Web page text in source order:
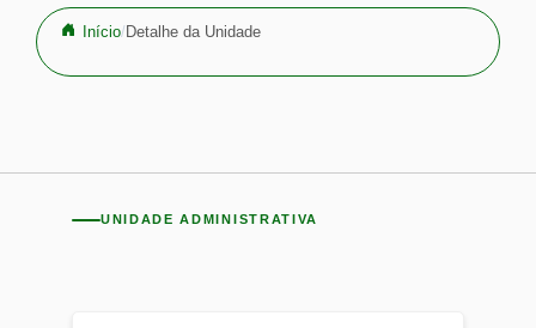
Início Detalhe da Unidade
UNIDADE ADMINISTRATIVA